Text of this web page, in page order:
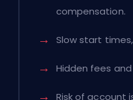
compensation.
Slow start
Hidden fees
Risk of account